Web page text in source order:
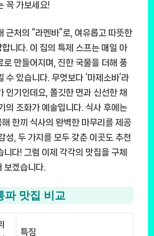
꼭 가보세요!
근처의 “라멘바”로, 여유롭고 따뜻한
니다. 이 집의 특제 스프는 매일 아
로 만들어지며, 진한 국물을 더해 풍
수 있습니다. 무엇보다 ‘마제소바’라
인기인데요, 쫄깃한 면과 신선한 채
의 조화가 예술입니다. 식사 후에는
해 한끼 식사의 완벽한 마무리를 제공
성, 두 가지를 모두 갖춘 이곳도 추천
니다! 그럼 이제 각각의 맛집을 구체
보겠습니다.
파 맛집 비교
특징